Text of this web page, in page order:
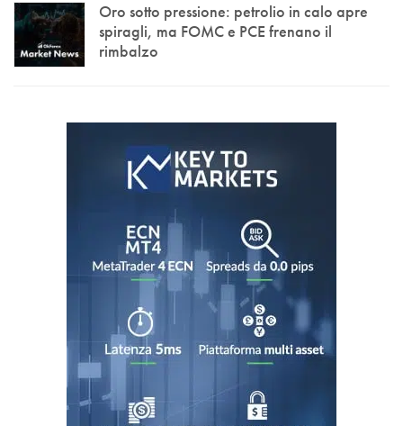
Oro sotto pressione: petrolio in calo apre
spiragli, ma FOMC e PCE frenano il
rimbalzo